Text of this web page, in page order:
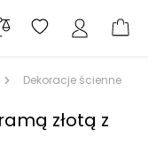
Dekoracje ścienne
złotą z